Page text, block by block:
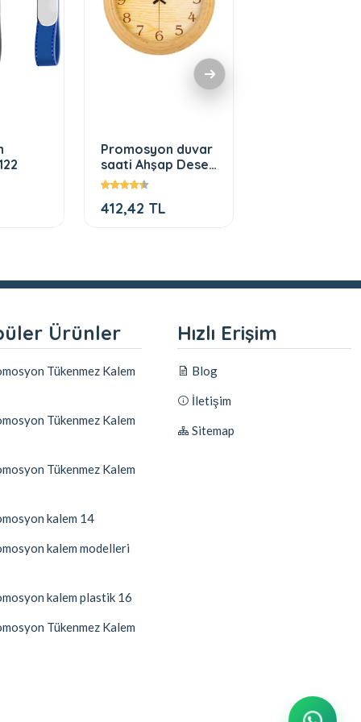
Promosyon duvar
saati Ahşap Desen
Plastik Duvar
412,42 TL
Ürünler
Tükenmez Kalem
Tükenmez Kalem
Tükenmez Kalem
kalem 14
kalem modelleri
kalem plastik 16
Tükenmez Kalem
Hızlı Erişim
Blog
İletişim
Sitemap